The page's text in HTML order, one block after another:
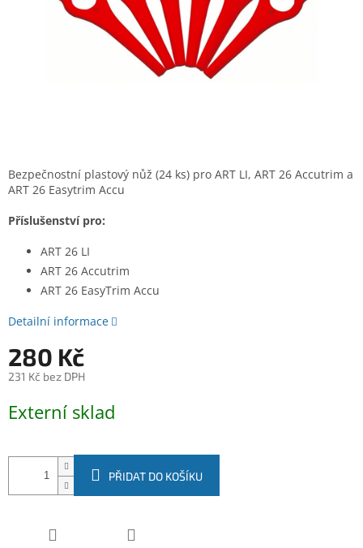
Bezpečnostní plastový nůž (24 ks) pro ART LI, ART 26 Accutrim a
ART 26 Easytrim Accu
Příslušenství pro:
ART 26 LI
ART 26 Accutrim
ART 26 EasyTrim Accu
Detailní informace
280 Kč
231 Kč bez DPH
cena:
Externí sklad
PŘIDAT DO KOŠÍKU